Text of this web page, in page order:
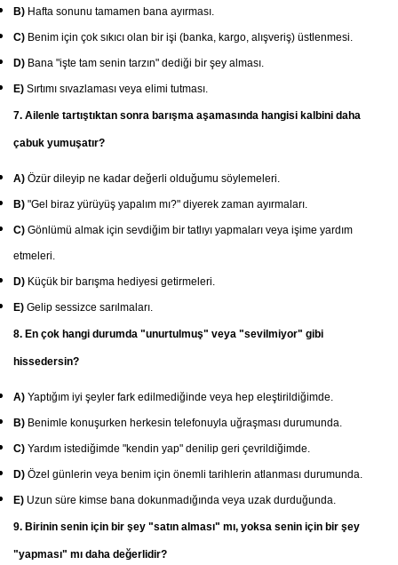
B) Hafta sonunu tamamen bana ayırması.
C) Benim için çok sıkıcı olan bir işi (banka, kargo, alışveriş) üstlenmesi.
D) Bana "işte tam senin tarzın" dediği bir şey alması.
E) Sırtımı sıvazlaması veya elimi tutması.
7. Ailenle tartıştıktan sonra barışma aşamasında hangisi kalbini daha
çabuk yumuşatır?
A) Özür dileyip ne kadar değerli olduğumu söylemeleri.
B) "Gel biraz yürüyüş yapalım mı?" diyerek zaman ayırmaları.
C) Gönlümü almak için sevdiğim bir tatlıyı yapmaları veya işime yardım
etmeleri.
D) Küçük bir barışma hediyesi getirmeleri.
E) Gelip sessizce sarılmaları.
8. En çok hangi durumda "unurtulmuş" veya "sevilmiyor" gibi
hissedersin?
A) Yaptığım iyi şeyler fark edilmediğinde veya hep eleştirildiğimde.
B) Benimle konuşurken herkesin telefonuyla uğraşması durumunda.
C) Yardım istediğimde "kendin yap" denilip geri çevrildiğimde.
D) Özel günlerin veya benim için önemli tarihlerin atlanması durumunda.
E) Uzun süre kimse bana dokunmadığında veya uzak durduğunda.
9. Birinin senin için bir şey "satın alması" mı, yoksa senin için bir şey
"yapması" mı daha değerlidir?